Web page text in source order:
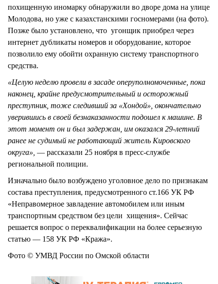
похищенную иномарку обнаружили во дворе дома на улице
Молодова, но уже с казахстанскими госномерами (на фото).
Позже было установлено, что угонщик приобрел через
интернет дубликаты номеров и оборудование, которое
позволило ему обойти охранную систему транспортного
средства.
«Целую неделю провели в засаде оперуполномоченные, пока
наконец, крайне предусмотрительный и осторожный
преступник, тоже следивший за «Хондой», окончательно
уверившись в своей безнаказанности подошел к машине. В
этот момент он и был задержан, им оказался 29-летний
ранее не судимый не работающий житель Кировского
округа», — рассказали 25 ноября в пресс-службе
региональной полиции.
Изначально было возбуждено уголовное дело по признакам
состава преступления, предусмотренного ст.166 УК РФ
«Неправомерное завладение автомобилем или иным
транспортным средством без цели хищения». Сейчас
решается вопрос о переквалификации на более серьезную
статью — 158 УК РФ «Кража».
Фото © УМВД России по Омской области